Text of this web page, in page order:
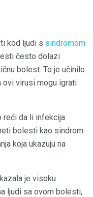
kod ljudi s sindromom
često dolazi
bolest. To je učinilo
ovi virusi mogu igrati
reći da li infekcija
bolesti kao sindrom
koja ukazuju na
je visoku
ljudi sa ovom bolesti,